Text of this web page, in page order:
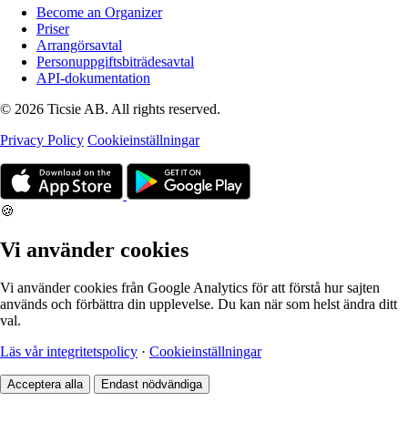
Become an Organizer
Priser
Arrangörsavtal
Personuppgiftsbiträdesavtal
API-dokumentation
© 2026 Ticsie AB. All rights reserved.
Privacy Policy Cookieinställningar
🍪
Vi använder cookies
Vi använder cookies från Google Analytics för att förstå hur sajten
används och förbättra din upplevelse. Du kan när som helst ändra ditt
val.
Läs vår integritetspolicy · Cookieinställningar
Acceptera alla Endast nödvändiga